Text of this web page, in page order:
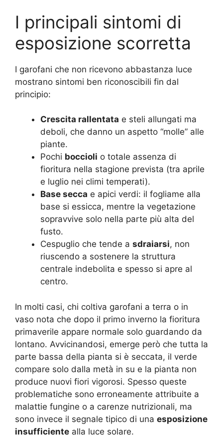
I principali sintomi di
esposizione scorretta
I garofani che non ricevono abbastanza luce
mostrano sintomi ben riconoscibili fin dal
principio:
Crescita rallentata e steli allungati ma
deboli, che danno un aspetto “molle” alle
piante.
Pochi boccioli o totale assenza di
fioritura nella stagione prevista (tra aprile
e luglio nei climi temperati).
Base secca e apici verdi: il fogliame alla
base si essicca, mentre la vegetazione
sopravvive solo nella parte più alta del
fusto.
Cespuglio che tende a sdraiarsi, non
riuscendo a sostenere la struttura
centrale indebolita e spesso si apre al
centro.
In molti casi, chi coltiva garofani a terra o in
vaso nota che dopo il primo inverno la fioritura
primaverile appare normale solo guardando da
lontano. Avvicinandosi, emerge però che tutta la
parte bassa della pianta si è seccata, il verde
compare solo dalla metà in su e la pianta non
produce nuovi fiori vigorosi. Spesso queste
problematiche sono erroneamente attribuite a
malattie fungine o a carenze nutrizionali, ma
sono invece il segnale tipico di una esposizione
insufficiente alla luce solare.